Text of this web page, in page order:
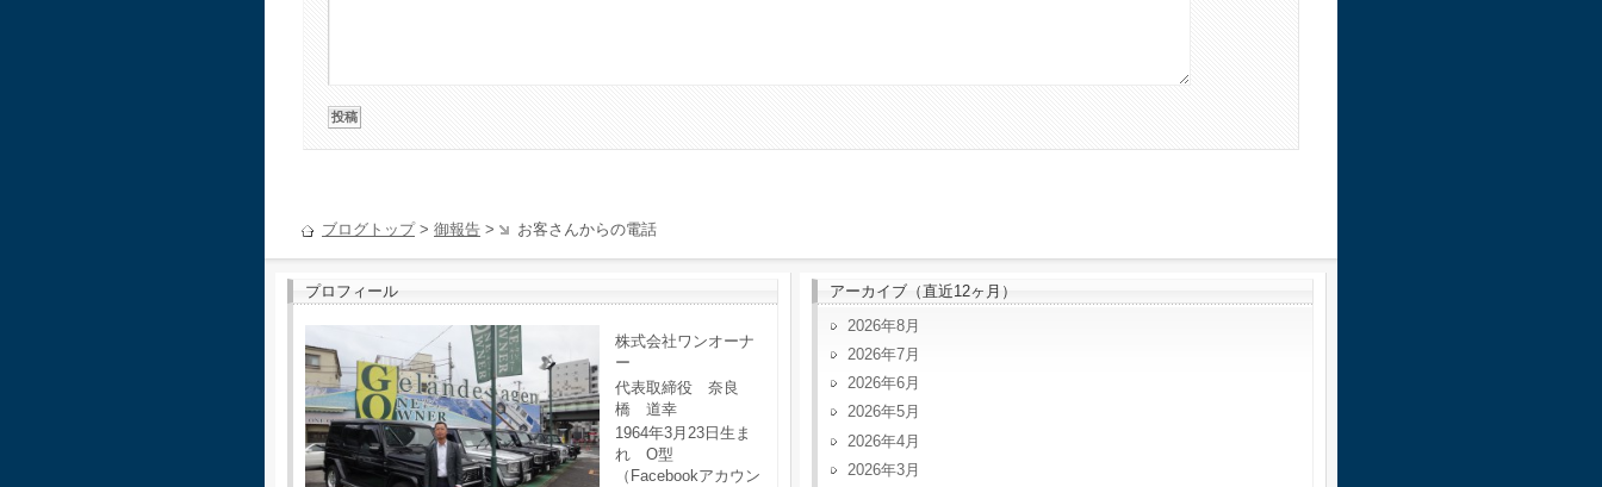
ブログトップ> 御報告 > お客さんからの電話
プロフィール
株式会社ワンオーナ
ー
代表取締役 奈良
橋 道幸
1964年3月23日生ま
れ O型
（Facebookアカウン
アーカイブ（直近12ヶ月）
2026年8月
2026年7月
2026年6月
2026年5月
2026年4月
2026年3月